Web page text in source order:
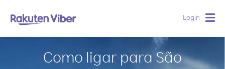
Login
Como ligar para São